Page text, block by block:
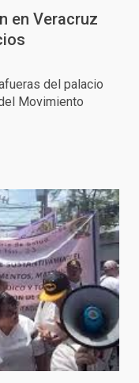
en Veracruz
del palacio
Movimiento